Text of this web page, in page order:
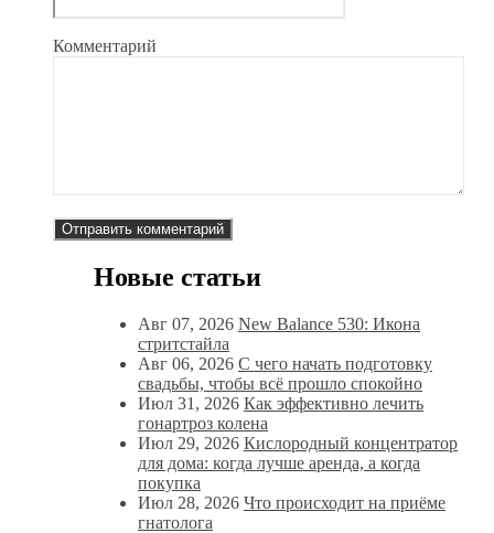
Комментарий
Новые статьи
Авг 07, 2026 New Balance 530: Икона
стритстайла
Авг 06, 2026 С чего начать подготовку
свадьбы, чтобы всё прошло спокойно
Июл 31, 2026 Как эффективно лечить
гонартроз колена
Июл 29, 2026 Кислородный концентратор
для дома: когда лучше аренда, а когда
покупка
Июл 28, 2026 Что происходит на приёме
гнатолога